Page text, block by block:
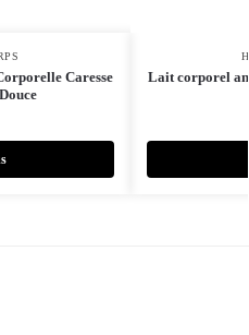
Caresse
Lait corporel